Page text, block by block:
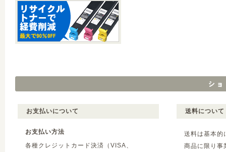
お支払いについて
お支払い方法
各種クレジットカード決済（VISA、
送料について
送料は基本的
商品に限り事